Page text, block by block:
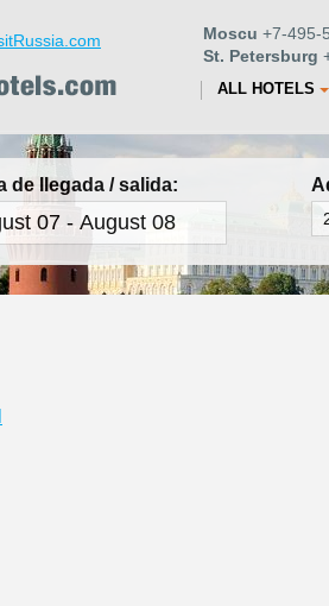
Moscu +7-495-
St. Petersburg
ALL HOTELS
de llegada / salida: